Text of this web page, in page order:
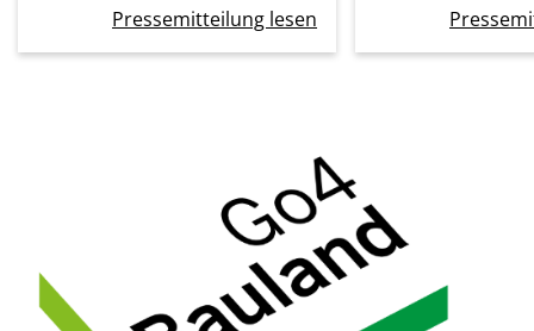
Pressemitteilung lesen